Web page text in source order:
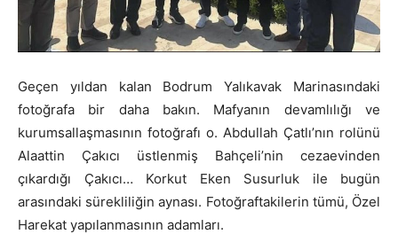
Geçen yıldan kalan Bodrum Yalıkavak Marinasındaki
fotoğrafa bir daha bakın. Mafyanın devamlılığı ve
kurumsallaşmasının fotoğrafı o. Abdullah Çatlı’nın rolünü
Alaattin Çakıcı üstlenmiş Bahçeli’nin cezaevinden
çıkardığı Çakıcı… Korkut Eken Susurluk ile bugün
arasındaki sürekliliğin aynası. Fotoğraftakilerin tümü, Özel
Harekat yapılanmasının adamları.